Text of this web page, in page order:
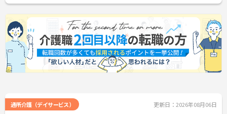
通所介護（デイサービス） 更新日：2026年08月06日